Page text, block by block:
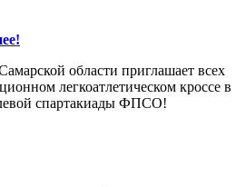
области приглашает всех
легкоатлетическом кроссе в
спартакиады ФПСО!